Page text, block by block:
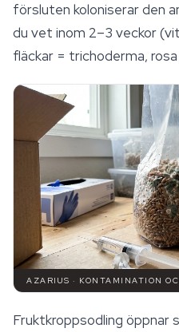
försluten koloniserar den
du vet inom 2–3 veckor
fläckar = trichoderma,
AZARIUS · KONTAMINATION
Fruktkroppsodling